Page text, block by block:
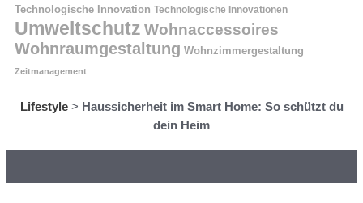
Technologische Innovation Technologische Innovationen
Umweltschutz Wohnaccessoires
Wohnraumgestaltung Wohnzimmergestaltung
Zeitmanagement
Lifestyle> Haussicherheit im Smart Home: So schützt du
dein Heim